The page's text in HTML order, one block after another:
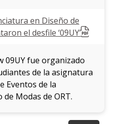
en Diseño de
el desfile ‘09UY’
09UY fue organizado
de la asignatura
Eventos de la
Modas de ORT.